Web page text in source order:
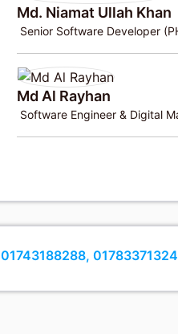
Md. Niamat Ullah Khan
Senior Software Developer
Md Al Rayhan
Software Engineer & Digital
01743188288, 01783371324